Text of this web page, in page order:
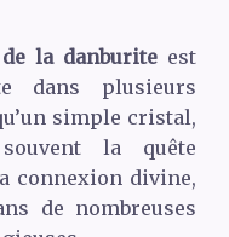
la danburite est
dans plusieurs
simple cristal,
la quête
connexion divine,
de nombreuses